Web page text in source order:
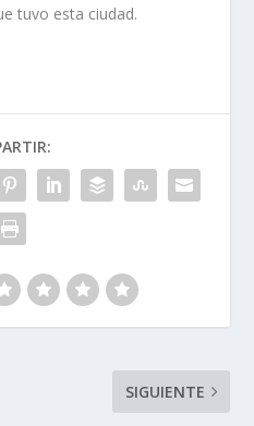
tuvo esta ciudad.
SIGUIENTE